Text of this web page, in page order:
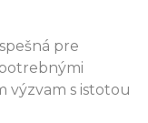
pre
výzvam s istotou